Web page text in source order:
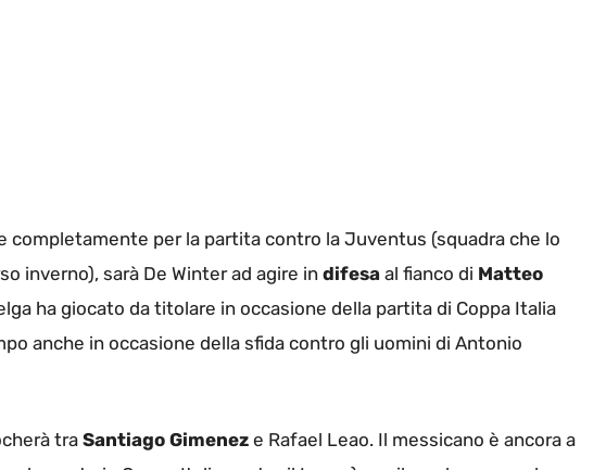
completamente per la partita contro la Juventus (squadra che lo
inverno), sarà De Winter ad agire in difesa al fianco di Matteo
ha giocato da titolare in occasione della partita di Coppa Italia
anche in occasione della sfida contro gli uomini di Antonio
tra Santiago Gimenez e Rafael Leao. Il messicano è ancora a